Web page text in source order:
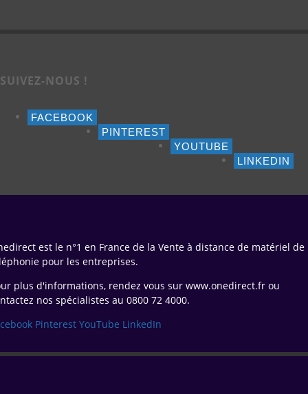
SUIVEZ-NOUS !
FACEBOOK
PINTEREST
YOUTUBE
LINKEDIN
est le n°1 en France de la Vente à distance de matériel de
pour les entreprises.
plus d'informations, rendez vous sur www.onedirect.fr ou
nos spécialistes au 0800 72 4000.
Pinterest YouTube LinkedIn